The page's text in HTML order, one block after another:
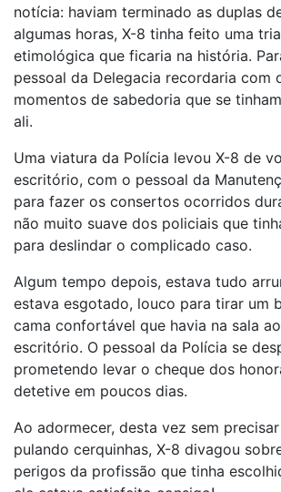
notícia: haviam terminado as duplas
algumas horas, X-8 tinha feito uma
etimológica que ficaria na história.
pessoal da Delegacia recordaria com
momentos de sabedoria que se
ali.
Uma viatura da Polícia levou X-8 de
escritório, com o pessoal da
para fazer os consertos ocorridos
não muito suave dos policiais que
para deslindar o complicado caso.
Algum tempo depois, estava tudo
estava esgotado, louco para tirar um
cama confortável que havia na sala
escritório. O pessoal da Polícia se
prometendo levar o cheque dos
detetive em poucos dias.
Ao adormecer, desta vez sem
pulando cerquinhas, X-8 divagou
perigos da profissão que tinha